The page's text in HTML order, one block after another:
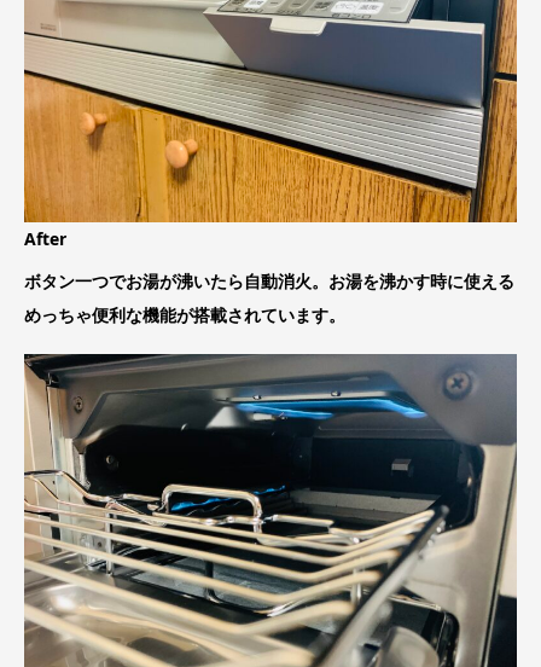
After
ボタン一つでお湯が沸いたら自動消火。お湯を沸かす時に使える
めっちゃ便利な機能が搭載されています。